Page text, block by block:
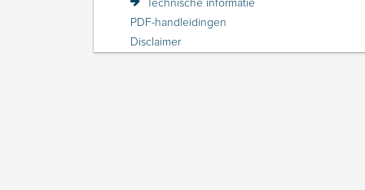
Technische informatie
PDF-handleidingen
Disclaimer